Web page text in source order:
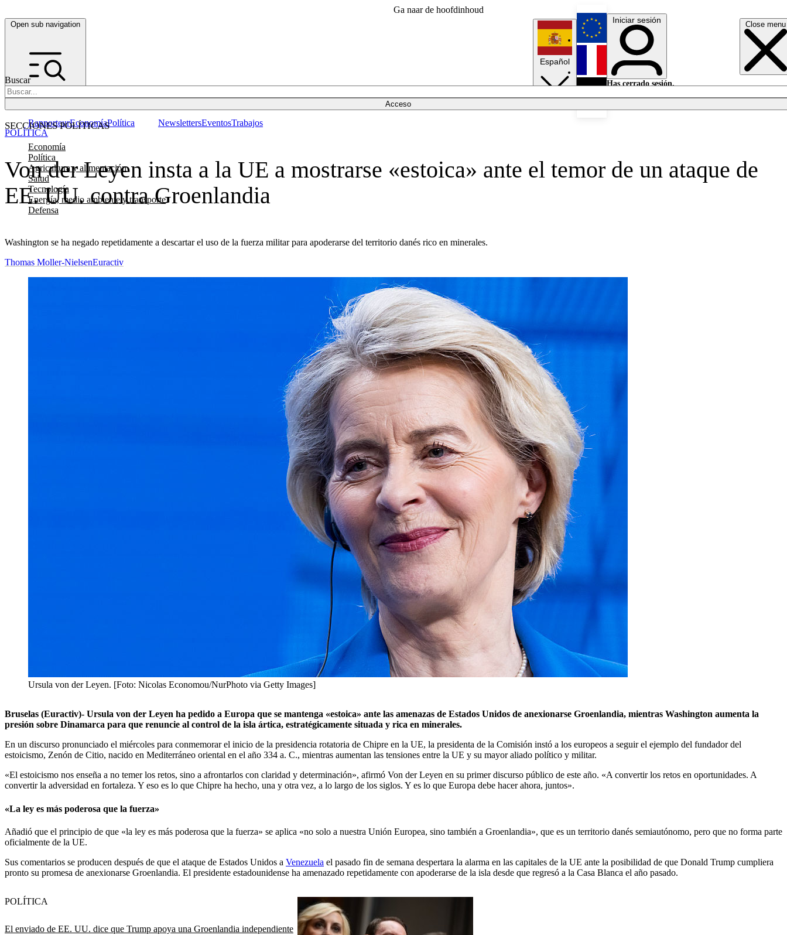
Ga naar de hoofdinhoud
Open sub navigation Close menu
Buscar
Acceso
SECCIONES POLÍTICAS
Economía
Política
Agricultura y alimentación
Salud
Tecnología
Energía, medio ambiente y transporte
Defensa
RapporteurEconomíaPolítica NewslettersEventosTrabajos
Español
English
Français
Iniciar sesión
Has cerrado sesión.
Von der Leyen insta a la UE a mostrarse «estoica» ante el temor de un ataque de
EE. UU. contra Groenlandia
Washington se ha negado repetidamente a descartar el uso de la fuerza militar para apoderarse del territorio danés rico en minerales.
POLÍTICA
Thomas Moller-NielsenEuractiv
Ursula von der Leyen. [Foto: Nicolas Economou/NurPhoto via Getty Images]
Bruselas (Euractiv)- Ursula von der Leyen ha pedido a Europa que se mantenga «estoica» ante las amenazas de Estados Unidos de anexionarse Groenlandia, mientras Washington aumenta la
presión sobre Dinamarca para que renuncie al control de la isla ártica, estratégicamente situada y rica en minerales.
En un discurso pronunciado el miércoles para conmemorar el inicio de la presidencia rotatoria de Chipre en la UE, la presidenta de la Comisión instó a los europeos a seguir el ejemplo del fundador del
estoicismo, Zenón de Citio, nacido en Mediterráneo oriental en el año 334 a. C., mientras aumentan las tensiones entre la UE y su mayor aliado político y militar.
«El estoicismo nos enseña a no temer los retos, sino a afrontarlos con claridad y determinación», afirmó Von der Leyen en su primer discurso público de este año. «A convertir los retos en oportunidades. A
convertir la adversidad en fortaleza. Y eso es lo que Chipre ha hecho, una y otra vez, a lo largo de los siglos. Y es lo que Europa debe hacer ahora, juntos».
«La ley es más poderosa que la fuerza»
Añadió que el principio de que «la ley es más poderosa que la fuerza» se aplica «no solo a nuestra Unión Europea, sino también a Groenlandia», que es un territorio danés semiautónomo, pero que no forma parte
oficialmente de la UE.
Sus comentarios se producen después de que el ataque de Estados Unidos a Venezuela el pasado fin de semana despertara la alarma en las capitales de la UE ante la posibilidad de que Donald Trump cumpliera
pronto su promesa de anexionarse Groenlandia. El presidente estadounidense ha amenazado repetidamente con apoderarse de la isla desde que regresó a la Casa Blanca el año pasado.
El enviado de EE. UU. dice que Trump apoya una Groenlandia independiente
POLÍTICA